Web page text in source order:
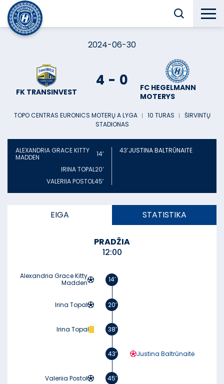
2024-06-30
FK TRANSINVEST
4 - 0
FC HEGELMANN
MOTERYS
TOPO CENTRAS EURONICS MOTERŲ A LYGA ︱ 10 TURAS ︱ ŠIRVINTŲ
STADIONAS
ALEXANDRIA GRACE KITTY
MADDEN
14’
IRINA TOPAL20’
VALERIIA POSTOL45’
43’JUSTINA BALTRŪNAITĖ
EIGA STATISTIKA
PRADŽIA
12:00
Alexandria Grace Kitty
Madden
14’
Irina Topal 20’
Irina Topal 38’
43’ Justina Baltrūnaitė
Valeriia Postol 45’